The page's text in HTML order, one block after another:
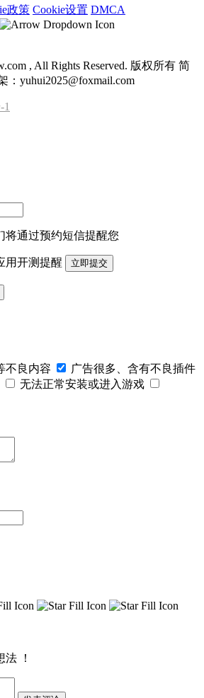
政策 Cookie设置 DMCA
, All Rights Reserved. 版权所有 简
yuhui2025@foxmail.com
1
将通过预约短信提醒您
用开测提醒 立即提交
不良内容
广告很多、含有不良插件
无法正常安装或进入游戏
！